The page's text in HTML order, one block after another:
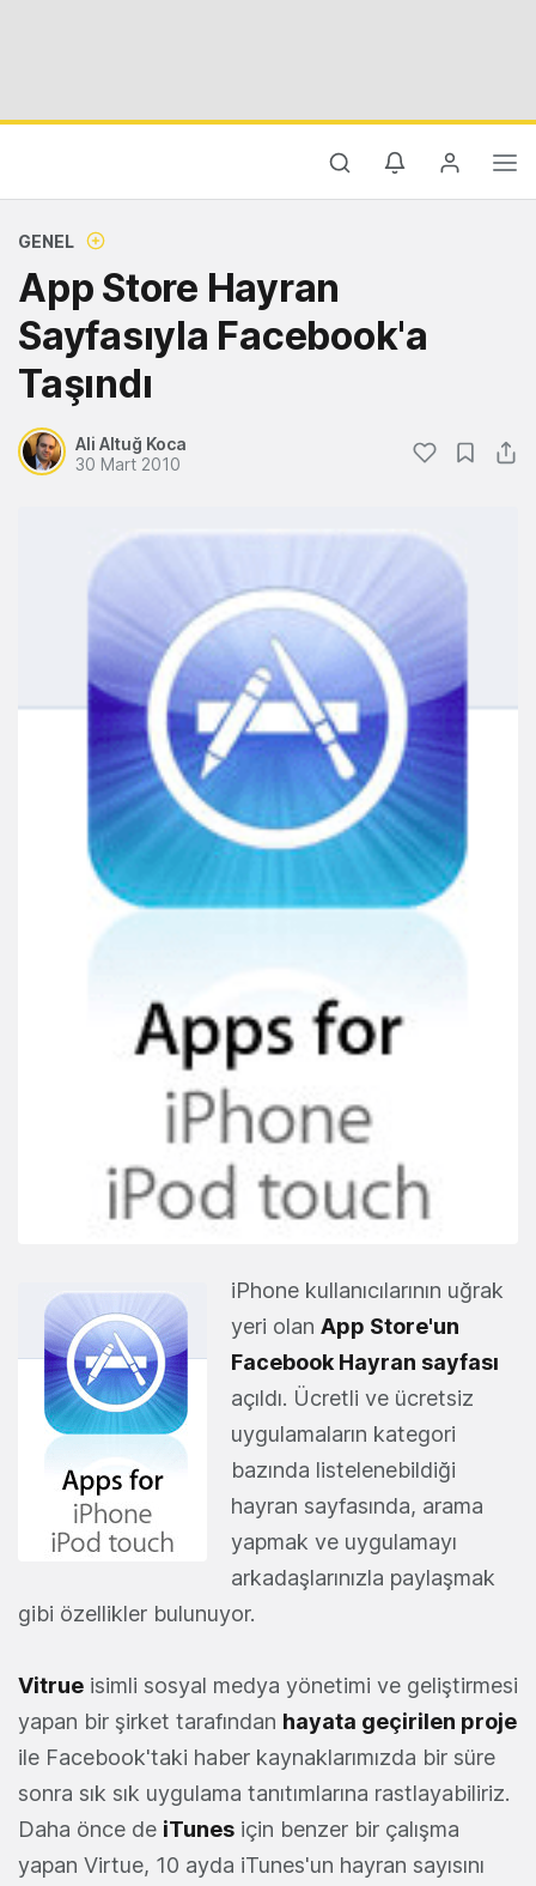
GENEL
App Store Hayran
Sayfasıyla Facebook'a
Taşındı
Ali Altuğ Koca
30 Mart 2010
iPhone kullanıcılarının uğrak
yeri olan App Store'un
Facebook Hayran sayfası
açıldı. Ücretli ve ücretsiz
uygulamaların kategori
bazında listelenebildiği
hayran sayfasında, arama
yapmak ve uygulamayı
arkadaşlarınızla paylaşmak
gibi özellikler bulunuyor.
Vitrue isimli sosyal medya yönetimi ve geliştirmesi
yapan bir şirket tarafından hayata geçirilen proje
ile Facebook'taki haber kaynaklarımızda bir süre
sonra sık sık uygulama tanıtımlarına rastlayabiliriz.
Daha önce de iTunes için benzer bir çalışma
yapan Virtue, 10 ayda iTunes'un hayran sayısını